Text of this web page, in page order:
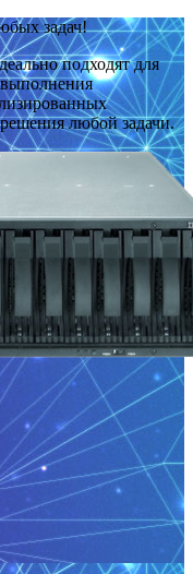
задач!
подходят для
любой задачи.